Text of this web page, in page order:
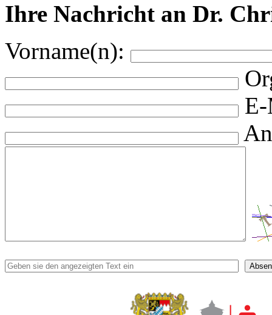
Ihre Nachricht an Dr.
Vorname(n):